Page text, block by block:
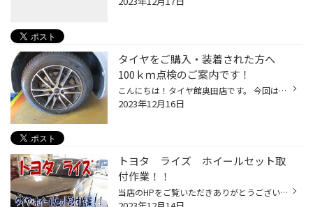
タイヤをご購入・装着された方へ
100ｋｍ点検のご案内です！
こんにちは！タイヤ館奥田店です。 今回はタイヤご購入後の100㎞点検のご案内です！ 100km点検とは、タイヤを新品交換した後の最初のメンテナンスです。 ご購入いただいたタイヤを大切に使っていただくために、空気圧点検・ナットの増し締めをしています。 100km走行後または1週間後を目安にご来店...
2023年12月16日
トヨタ ライズ ホイールセット取
付作業！！
当店のHPをご覧いただきありがとうございます(#^^#) 今回はトヨタ ライズのタイヤホイールセット取付作業を紹介します！！ お車は新車で今回タイヤ・ホイールセットをご購入いただきました！ まずはリフトアップして夏タイヤを外していきます。 この状態でボルトへのナットの締まりすぎを防止するス...